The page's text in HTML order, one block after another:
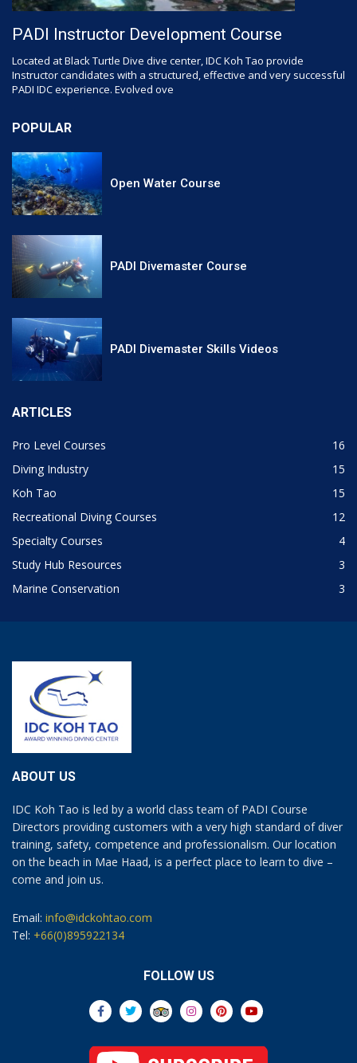
PADI Instructor Development Course
Located at Black Turtle Dive dive center, IDC Koh Tao provide
Instructor candidates with a structured, effective and very successful
PADI IDC experience. Evolved ove
POPULAR
Open Water Course
PADI Divemaster Course
PADI Divemaster Skills Videos
ARTICLES
Pro Level Courses
16
Diving Industry
15
Koh Tao
15
Recreational Diving Courses
12
Specialty Courses
4
Study Hub Resources
3
Marine Conservation
3
ABOUT US
IDC Koh Tao is led by a world class team of PADI Course
Directors providing customers with a very high standard of diver
training, safety, competence and professionalism. Our location
on the beach in Mae Haad, is a perfect place to learn to dive –
come and join us.
Email: info@idckohtao.com
Tel: +66(0)895922134
FOLLOW US